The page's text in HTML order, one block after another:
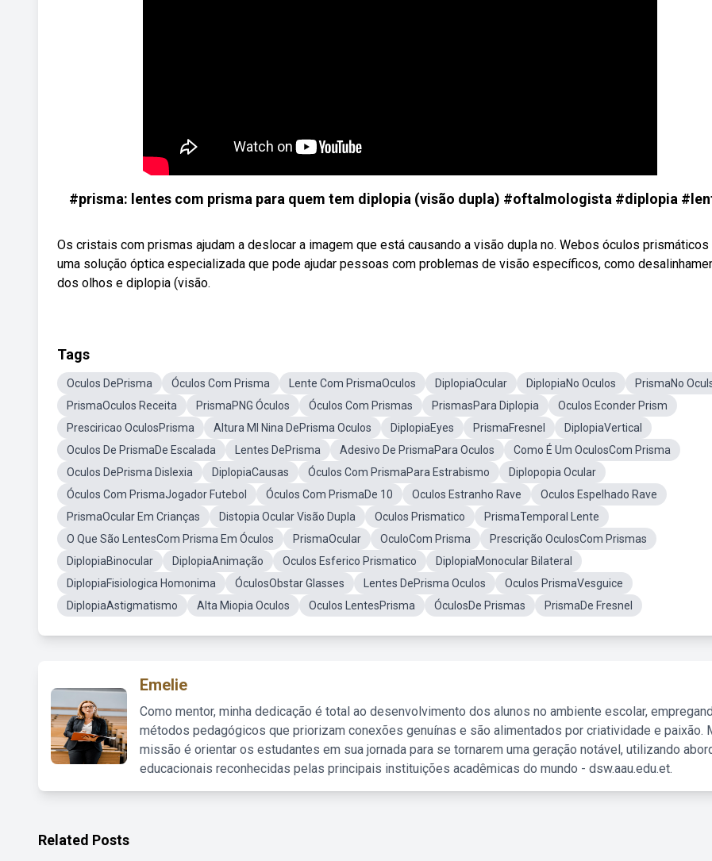
#prisma: lentes com prisma para quem tem diplopia (visão dupla) #oftalmologista #diplopia
Os cristais com prismas ajudam a deslocar a imagem que está causando a visão dupla no. Webos óculos prismáticos
uma solução óptica especializada que pode ajudar pessoas com problemas de visão específicos, como
dos olhos e diplopia (visão.
Tags
Oculos DePrisma Óculos Com Prisma Lente Com PrismaOculos DiplopiaOcular DiplopiaNo Oculos
PrismaNo
PrismaOculos Receita
PrismaPNG Óculos Óculos Com Prismas PrismasPara Diplopia
Oculos Econder Prism
Presciricao OculosPrisma
Altura MI Nina DePrisma Oculos DiplopiaEyes PrismaFresnel
DiplopiaVertical
Oculos De PrismaDe Escalada
Lentes DePrisma Adesivo De PrismaPara Oculos
Como É Um OculosCom Prisma
Oculos DePrisma Dislexia
DiplopiaCausas Óculos Com PrismaPara Estrabismo
Diplopopia Ocular
Óculos Com PrismaJogador Futebol
Óculos Com PrismaDe 10 Oculos Estranho Rave
Oculos Espelhado Rave
PrismaOcular Em Crianças
Distopia Ocular Visão Dupla Oculos Prismatico
PrismaTemporal Lente
O Que São LentesCom Prisma Em Óculos
PrismaOcular OculoCom Prisma
Prescrição OculosCom Prismas
DiplopiaBinocular
DiplopiaAnimação Oculos Esferico Prismatico
DiplopiaMonocular Bilateral
DiplopiaFisiologica Homonima
ÓculosObstar Glasses Lentes DePrisma Oculos
Oculos PrismaVesguice
DiplopiaAstigmatismo
Alta Miopia Oculos Oculos LentesPrisma ÓculosDe Prismas PrismaDe Fresnel
Emelie
Como mentor, minha dedicação é total ao desenvolvimento dos alunos no ambiente escolar,
métodos pedagógicos que priorizam conexões genuínas e são alimentados por criatividade e paixão.
missão é orientar os estudantes em sua jornada para se tornarem uma geração notável, utilizando
educacionais reconhecidas pelas principais instituições acadêmicas do mundo - dsw.aau.edu.et.
Related Posts